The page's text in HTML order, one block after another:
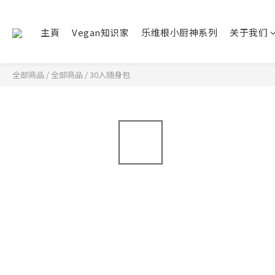
主頁 Vegan知识家 乐维根小厨神系列 关于我们
全部商品 / 全部商品 /30入随身包